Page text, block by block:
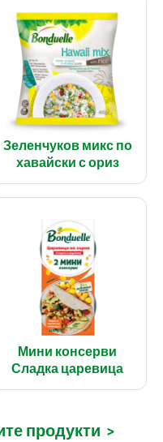
Зеленчуков микс по
хавайски с ориз
Мини консерви
Сладка царевица
продукти >